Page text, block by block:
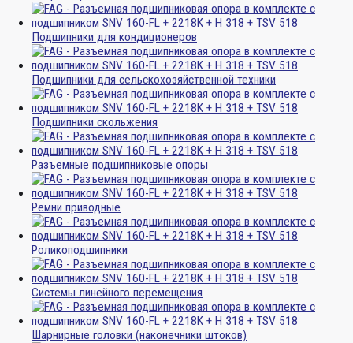
Подшипники для кондиционеров
Подшипники для сельскохозяйственной техники
Подшипники скольжения
Разъемные подшипниковые опоры
Ремни приводные
Роликоподшипники
Системы линейного перемещения
Шарнирные головки (наконечники штоков)